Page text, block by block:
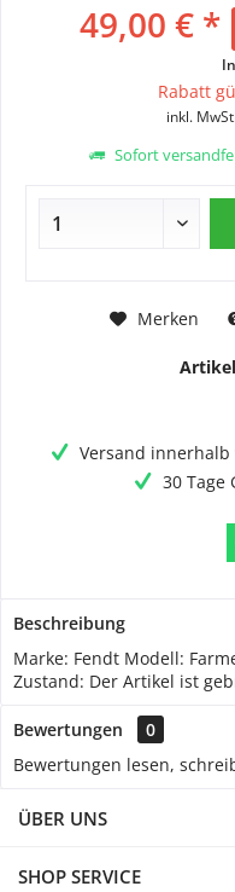
49,00 € *
Rabatt
inkl.
Sofort
Merken
Versand innerhalb
30 Tage
Beschreibung
Marke: Fendt Modell:
Zustand: Der Artikel ist
Bewertungen
0
Bewertungen lesen,
ÜBER UNS
SHOP SERVICE